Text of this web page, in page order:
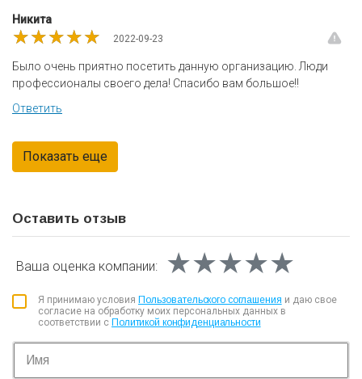
Никита
2022-09-23
★★★★★
★★★★★
★★★★★
Было очень приятно посетить данную организацию. Люди
профессионалы своего дела! Спасибо вам большое!!
Ответить
Оставить отзыв
Ваша оценка компании: ★★★★★
★★★★★
★★★★★
Я принимаю условия Пользовательского соглашения и даю свое
согласие на обработку моих персональных данных в
соответствии с Политикой конфиденциальности